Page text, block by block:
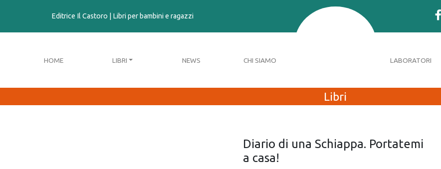
Editrice Il Castoro | Libri per bambini e ragazzi
HOME LIBRI NEWS CHI SIAMO LABORATORI
Libri
Diario di una Schiappa. Portatemi
a casa!